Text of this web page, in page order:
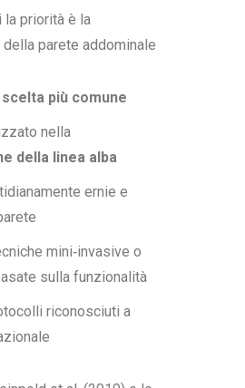
la priorità è la
della parete addominale
più comune
nella
della linea alba
ernie e
mini‑invasive o
sulla funzionalità
riconosciuti a